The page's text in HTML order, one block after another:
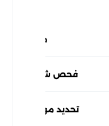
ما الذي
فحص شامل
تحديد موعد سريع